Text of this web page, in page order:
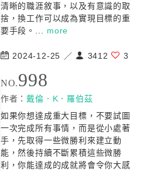
清晰的職涯敘事，以及有意識的取
捨，換工作可以成為實現目標的重
要手段。... more
2024-12-25 ／ 3412 3
NO.998
作者：戴倫．K．羅伯茲
如果你想達成重大目標，不要試圖
一次完成所有事情，而是從小處著
手，先取得一些微勝利來建立動
能，然後持續不斷累積這些微勝
利，你能達成的成就將會令你大感